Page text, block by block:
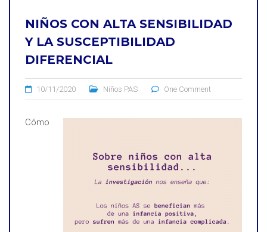
NIÑOS CON ALTA SENSIBILIDAD
Y LA SUSCEPTIBILIDAD
DIFERENCIAL
10/11/2020 Niños PAS One Comment
Cómo